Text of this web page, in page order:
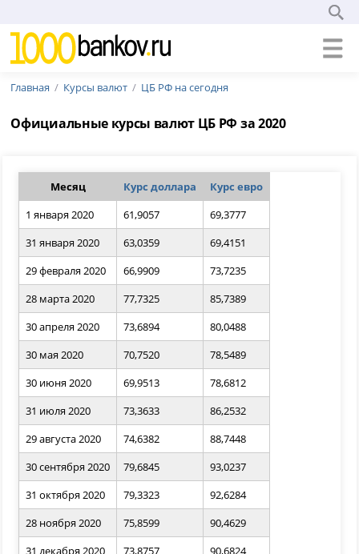
Главная Курсы валют ЦБ РФ на сегодня
Официальные курсы валют ЦБ РФ за 2020
Месяц Курс доллара
Курс евро
1 января 2020
61,9057
69,3777
31 января 2020
63,0359
69,4151
29 февраля 2020
66,9909
73,7235
28 марта 2020
77,7325
85,7389
30 апреля 2020
73,6894
80,0488
30 мая 2020
70,7520
78,5489
30 июня 2020
69,9513
78,6812
31 июля 2020
73,3633
86,2532
29 августа 2020
74,6382
88,7448
30 сентября 2020
79,6845
93,0237
31 октября 2020
79,3323
92,6284
28 ноября 2020
75,8599
90,4629
31 декабря 2020
73,8757 90,6824